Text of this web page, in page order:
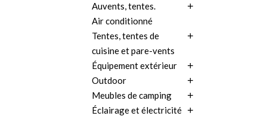
Auvents, tentes.
Air conditionné
Tentes, tentes de
cuisine et pare-vents
Équipement extérieur
Outdoor
Meubles de camping
Éclairage et électricité